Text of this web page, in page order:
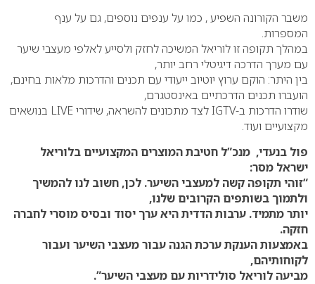
משבר הקורונה השפיע , כמו על ענפים נוספים, גם על ענף
המספרות.
במהלך תקופה זו לוריאל המשיכה לחזק ולסייע לאלפי מעצבי שיער
עם מערך הדרכה דיגיטלי רחב יותר,
בין היתר: הוקם ערוץ יוטיוב ייעודי עם תכנים והדרכות מלאות בחינם,
הועברו תכנים הדרכתיים באינסטגרם,
שודרו הדרכות ב-IGTV לצד מתכונים להשראה, שידורי LIVE בנושאים
מקצועיים ועוד.
פול בנעדי, מנכ”ל חטיבת המוצרים המקצועיים בלוריאל
ישראל מסר:
“זוהי תקופה קשה למעצבי השיער. לכן, חשוב לנו להמשיך
ולתמוך בשותפים הקרובים שלנו,
יותר מתמיד. ערבות הדדית היא ערך יסוד ובסיס מוסרי לחברה
חזקה.
באמצעות הענקת ערכת הגנה עבור מעצבי השיער ועבור
לקוחותיהם,
מביעה לוריאל סולידריות עם מעצבי השיער”.